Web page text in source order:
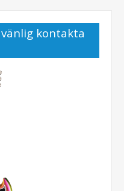
kontakta